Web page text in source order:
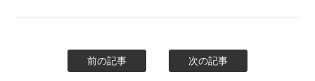
前の記事 次の記事